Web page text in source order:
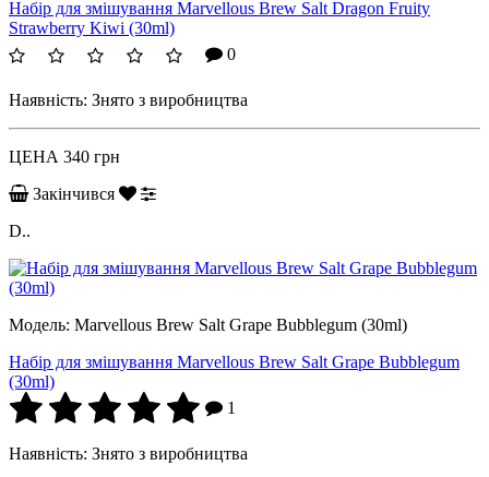
Набір для змішування Marvellous Brew Salt Dragon Fruity
Strawberry Kiwi (30ml)
0
Наявність: Знято з виробництва
ЦЕНА 340 грн
Закінчився
D..
Модель: Marvellous Brew Salt Grape Bubblegum (30ml)
Набір для змішування Marvellous Brew Salt Grape Bubblegum
(30ml)
1
Наявність: Знято з виробництва